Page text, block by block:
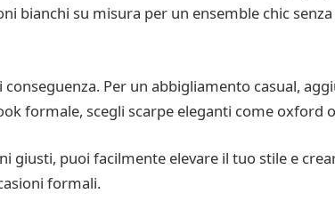
bianchi su misura per un ensemble chic
Per un abbigliamento casual,
formale, scegli scarpe eleganti come oxford
giusti, puoi facilmente elevare il tuo stile e
formali.